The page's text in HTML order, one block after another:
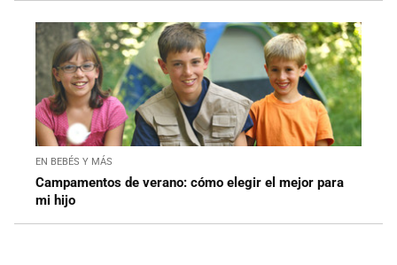
EN BEBÉS Y MÁS
Campamentos de verano: cómo elegir el mejor para
mi hijo